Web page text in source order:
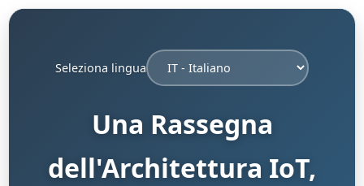
Seleziona lingua
Una Rassegna
dell'Architettura IoT,